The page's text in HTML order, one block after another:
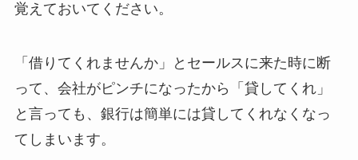
覚えておいてください。
「借りてくれませんか」とセールスに来た時に断
って、会社がピンチになったから「貸してくれ」
と言っても、銀行は簡単には貸してくれなくなっ
てしまいます。